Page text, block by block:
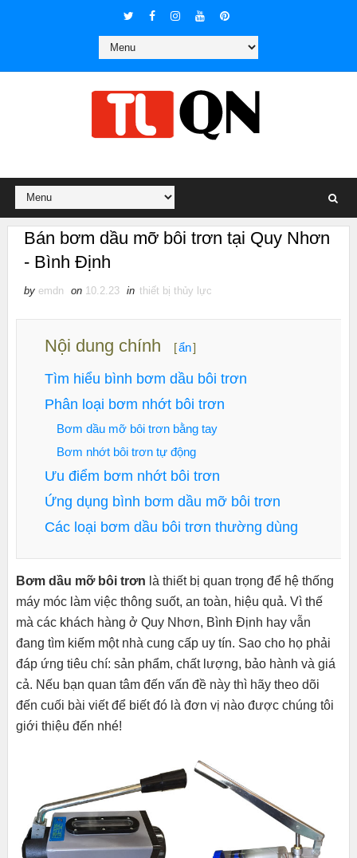
Bán bơm dầu mỡ bôi trơn tại Quy Nhơn
- Bình Định
by emdn on 10.2.23 in thiết bị thủy lực
Nội dung chính [ẩn]
Tìm hiểu bình bơm dầu bôi trơn
Phân loại bơm nhớt bôi trơn
Bơm dầu mỡ bôi trơn bằng tay
Bơm nhớt bôi trơn tự động
Ưu điểm bơm nhớt bôi trơn
Ứng dụng bình bơm dầu mỡ bôi trơn
Các loại bơm dầu bôi trơn thường dùng
Bơm dầu mỡ bôi trơn là thiết bị quan trọng để hệ thống
máy móc làm việc thông suốt, an toàn, hiệu quả. Vì thế
mà các khách hàng ở Quy Nhơn, Bình Định hay vẫn
đang tìm kiếm một nhà cung cấp uy tín. Sao cho họ phải
đáp ứng tiêu chí: sản phẩm, chất lượng, bảo hành và giá
cả. Nếu bạn quan tâm đến vấn đề này thì hãy theo dõi
đến cuối bài viết để biết đó là đơn vị nào được chúng tôi
giới thiệu đến nhé!